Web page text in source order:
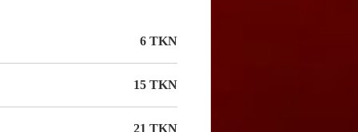
6 TKN
15 TKN
21 TKN